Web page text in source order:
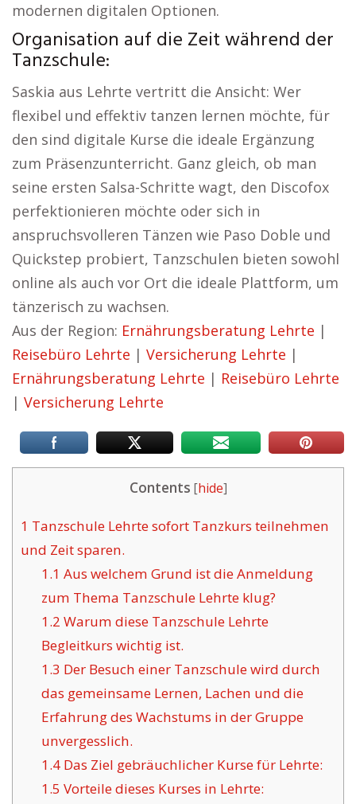
modernen digitalen Optionen.
Organisation auf die Zeit während der
Tanzschule:
Saskia aus Lehrte vertritt die Ansicht: Wer
flexibel und effektiv tanzen lernen möchte, für
den sind digitale Kurse die ideale Ergänzung
zum Präsenzunterricht. Ganz gleich, ob man
seine ersten Salsa-Schritte wagt, den Discofox
perfektionieren möchte oder sich in
anspruchsvolleren Tänzen wie Paso Doble und
Quickstep probiert, Tanzschulen bieten sowohl
online als auch vor Ort die ideale Plattform, um
tänzerisch zu wachsen.
Aus der Region: Ernährungsberatung Lehrte |
Reisebüro Lehrte | Versicherung Lehrte |
Ernährungsberatung Lehrte | Reisebüro Lehrte
| Versicherung Lehrte
Contents [hide]
1 Tanzschule Lehrte sofort Tanzkurs teilnehmen
und Zeit sparen.
1.1 Aus welchem Grund ist die Anmeldung
zum Thema Tanzschule Lehrte klug?
1.2 Warum diese Tanzschule Lehrte
Begleitkurs wichtig ist.
1.3 Der Besuch einer Tanzschule wird durch
das gemeinsame Lernen, Lachen und die
Erfahrung des Wachstums in der Gruppe
unvergesslich.
1.4Das Ziel gebräuchlicher Kurse für Lehrte:
1.5 Vorteile dieses Kurses in Lehrte: